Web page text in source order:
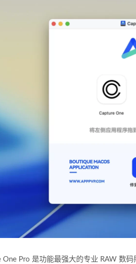
One Pro 是功能最强大的专业 RAW 数